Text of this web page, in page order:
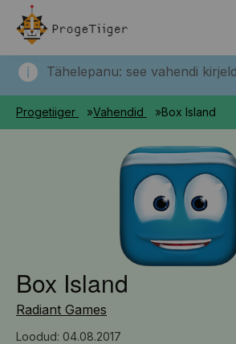
HARNO
Tähelepanu: see vahendi
Progetiiger Vahendid Box Island
Box Island
Radiant Games
Loodud: 04.08.2017